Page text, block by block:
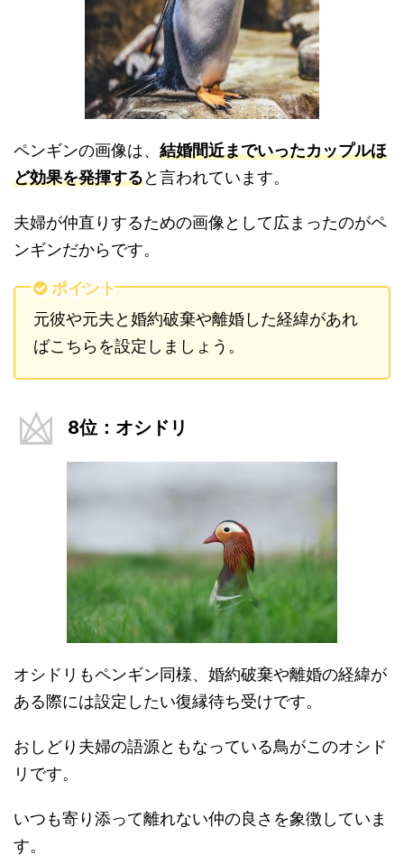
ペンギンの画像は、 結婚間近までいったカップルほ
ど効果を発揮すると言われています。
夫婦が仲直りするための画像として広まったのがペ
ンギンだからです。
ポイント
元彼や元夫と婚約破棄や離婚した経緯があれ
ばこちらを設定しましょう。
8位：オシドリ
オシドリもペンギン同様、婚約破棄や離婚の経緯が
ある際には設定したい復縁待ち受けです。
おしどり夫婦の語源ともなっている鳥がこのオシド
リです。
いつも寄り添って離れない仲の良さを象徴していま
す。